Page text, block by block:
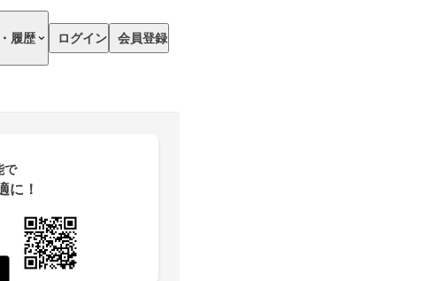
履歴 ログイン 会員登録
で
に！